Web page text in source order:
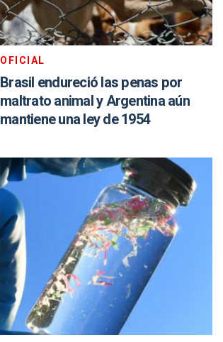
OFICIAL
Brasil endureció las penas por
maltrato animal y Argentina aún
mantiene una ley de 1954